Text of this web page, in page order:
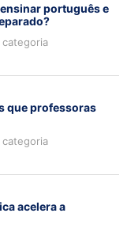
português e
categoria
que professoras
categoria
acelera a